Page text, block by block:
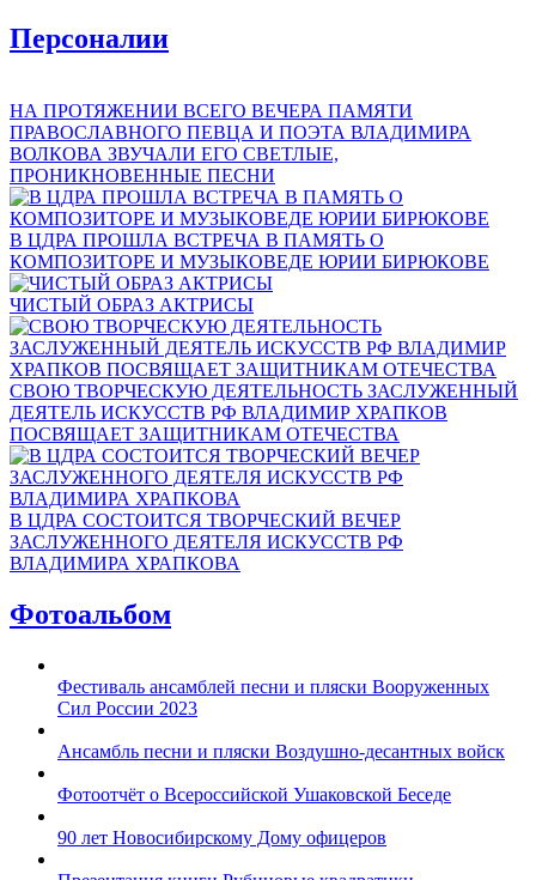
Персоналии
НА ПРОТЯЖЕНИИ ВСЕГО ВЕЧЕРА ПАМЯТИ
ПРАВОСЛАВНОГО ПЕВЦА И ПОЭТА ВЛАДИМИРА
ВОЛКОВА ЗВУЧАЛИ ЕГО СВЕТЛЫЕ,
ПРОНИКНОВЕННЫЕ ПЕСНИ
В ЦДРА ПРОШЛА ВСТРЕЧА В ПАМЯТЬ О
КОМПОЗИТОРЕ И МУЗЫКОВЕДЕ ЮРИИ БИРЮКОВЕ
ЧИСТЫЙ ОБРАЗ АКТРИСЫ
СВОЮ ТВОРЧЕСКУЮ ДЕЯТЕЛЬНОСТЬ ЗАСЛУЖЕННЫЙ
ДЕЯТЕЛЬ ИСКУССТВ РФ ВЛАДИМИР ХРАПКОВ
ПОСВЯЩАЕТ ЗАЩИТНИКАМ ОТЕЧЕСТВА
В ЦДРА СОСТОИТСЯ ТВОРЧЕСКИЙ ВЕЧЕР
ЗАСЛУЖЕННОГО ДЕЯТЕЛЯ ИСКУССТВ РФ
ВЛАДИМИРА ХРАПКОВА
Фотоальбом
Фестиваль ансамблей песни и пляски Вооруженных
Сил России 2023
Ансамбль песни и пляски Воздушно-десантных войск
Фотоотчёт о Всероссийской Ушаковской Беседе
90 лет Новосибирскому Дому офицеров